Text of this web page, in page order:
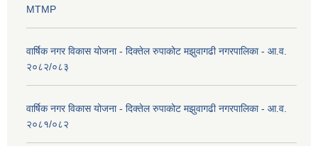
MTMP
वार्षिक नगर विकास योजना - दिक्तेल रुपाकोट मझुवागढी नगरपालिका - आ.व.
२०८२/०८३
वार्षिक नगर विकास योजना - दिक्तेल रुपाकोट मझुवागढी नगरपालिका - आ.व.
२०८१/०८२